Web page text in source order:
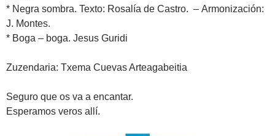
* Negra sombra. Texto: Rosalía de Castro. – Armonización:
J. Montes.
* Boga – boga. Jesus Guridi
Zuzendaria: Txema Cuevas Arteagabeitia
Seguro que os va a encantar.
Esperamos veros allí.